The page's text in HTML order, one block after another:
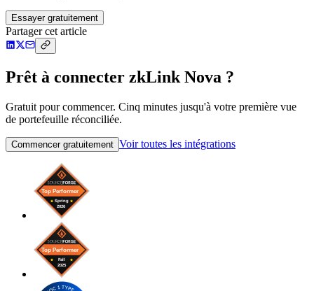
Essayer gratuitement
Partager cet article
Prêt à connecter zkLink Nova ?
Gratuit pour commencer. Cinq minutes jusqu'à votre première vue
de portefeuille réconciliée.
Commencer gratuitement Voir toutes les intégrations